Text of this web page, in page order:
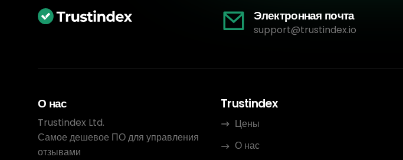
Электронная почта
support@trustindex.io
О нас
Trustindex Ltd.
Самое дешевое ПО для управления
отзывами
Trustindex
Цены
О нас